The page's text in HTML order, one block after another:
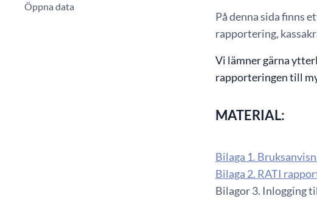
Öppna data
På denna sida finns
rapportering,
Vi lämner gärna
rapporteringen till
MATERIAL:
Bilaga 1.
Bilaga 2. RATI
Bilagor 3. Inlogging